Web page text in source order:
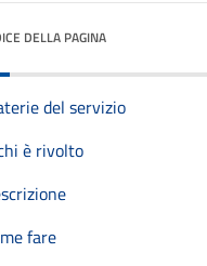
DELLA PAGINA
del servizio
è rivolto
fare